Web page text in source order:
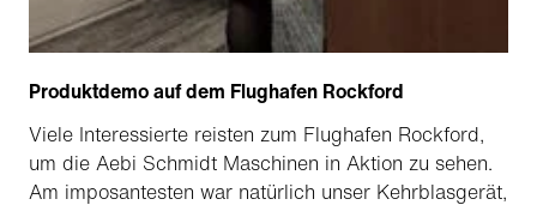
Produktdemo auf dem Flughafen Rockford
Viele Interessierte reisten zum Flughafen Rockford,
um die Aebi Schmidt Maschinen in Aktion zu sehen.
Am imposantesten war natürlich unser Kehrblasgerät,